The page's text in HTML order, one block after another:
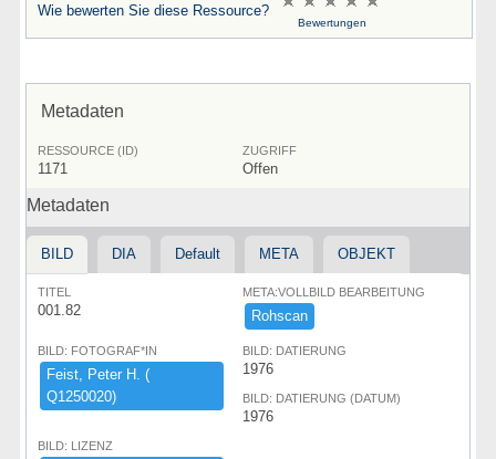
Wie bewerten Sie diese Ressource?
Bewertungen
Metadaten
RESSOURCE (ID)
1171
ZUGRIFF
Offen
Metadaten
BILD DIA Default META OBJEKT
TITEL
001.82
META:VOLLBILD BEARBEITUNG
Rohscan
BILD: FOTOGRAF*IN
Feist,​ ​Peter ​H.​ ​(​
Q1250020)​
BILD: DATIERUNG
1976
BILD: DATIERUNG (DATUM)
1976
BILD: LIZENZ